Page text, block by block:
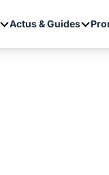
Actus & Guides